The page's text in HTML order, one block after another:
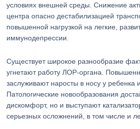
условиях внешней среды. Снижение
центра опасно дестабилизацией
повышенной нагрузкой на легкие,
иммунодепрессии.
Существует широкое разнообразие
угнетают работу ЛОР-органа.
заслуживают наросты в носу у ребенка и
Патологические новообразования
дискомфорт, но и выступают
серьезных осложнений, в том числе и